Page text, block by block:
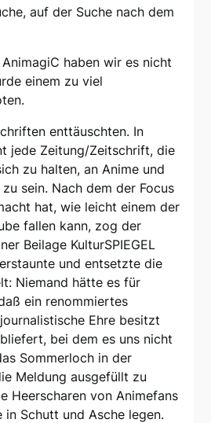
auf der Suche nach dem
haben wir es nicht
einem zu viel
enttäuschten. In
jede Zeitung/Zeitschrift, die
zu halten, an Anime und
sein. Nach dem der Focus
hat, wie leicht einem der
fallen kann, zog der
Beilage KulturSPIEGEL
und entsetzte die
Niemand hätte es für
ein renommiertes
Ehre besitzt
bei dem es uns nicht
Sommerloch in der
Meldung ausgefüllt zu
Heerscharen von Animefans
in Schutt und Asche legen.